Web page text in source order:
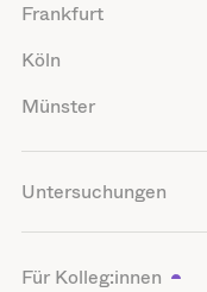
Frankfurt
Köln
Münster
Untersuchungen
Für Kolleg:innen